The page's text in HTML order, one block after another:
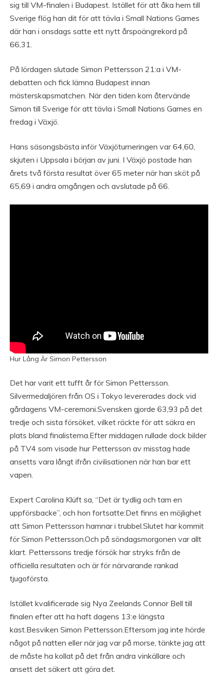
sig till VM-finalen i Budapest. Istället för att åka hem till
Sverige flög han dit för att tävla i Small Nations Games
där han i onsdags satte ett nytt årspoängrekord på
66,31.
På lördagen slutade Simon Pettersson 21:a i VM-
debatten och fick lämna Budapest innan
mästerskapsmatchen. När den tiden kom återvände
Simon till Sverige för att tävla i Small Nations Games en
fredag i Växjö.
Hans säsongsbästa inför Växjöturneringen var 64,60,
skjuten i Uppsala i början av juni. I Växjö postade han
årets två första resultat över 65 meter när han sköt på
65,69 i andra omgången och avslutade på 66.
Hur Lång Är Simon Pettersson
Det har varit ett tufft år för Simon Pettersson.
Silvermedaljören från OS i Tokyo levererades dock vid
gårdagens VM-ceremoni.Svensken gjorde 63,93 på det
tredje och sista försöket, vilket räckte för att säkra en
plats bland finalisterna.Efter middagen rullade dock bilder
på TV4 som visade hur Pettersson av misstag hade
ansetts vara långt ifrån civilisationen när han bar ett
vapen.
Expert Carolina Klüft sa, “Det är tydlig och tam en
uppförsbacke”, och hon fortsatte:Det finns en möjlighet
att Simon Pettersson hamnar i trubbel.Slutet har kommit
för Simon Pettersson.Och på söndagsmorgonen var allt
klart. Petterssons tredje försök har stryks från de
officiella resultaten och är för närvarande rankad
tjugoförsta.
Istället kvalificerade sig Nya Zeelands Connor Bell till
finalen efter att ha haft dagens 13:e längsta
kast.Besviken Simon Pettersson.Eftersom jag inte hörde
något på natten eller när jag var på morse, tänkte jag att
de måste ha kollat på det från andra vinkällare och
ansett det säkert att göra det.